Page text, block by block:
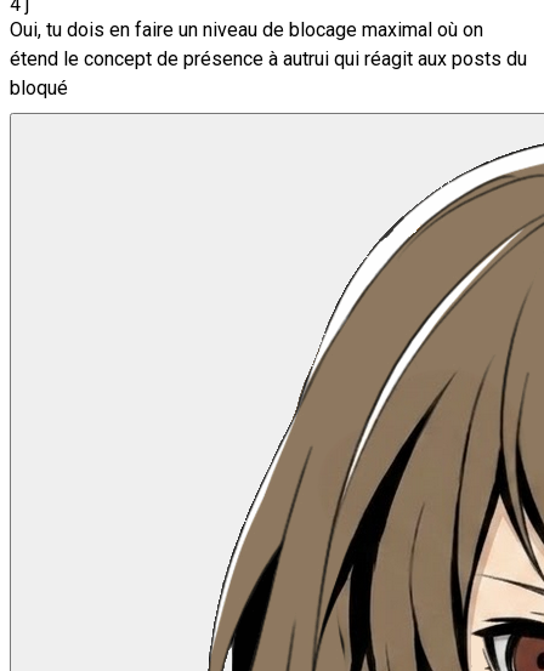
Oui, tu dois en faire un niveau de blocage maximal où on
étend le concept de présence à autrui qui réagit aux posts du
bloqué